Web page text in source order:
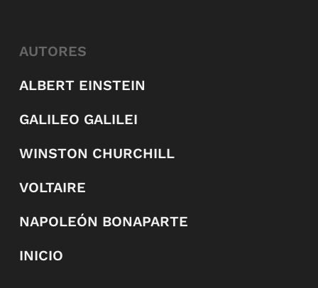
AUTORES
ALBERT EINSTEIN
GALILEO GALILEI
WINSTON CHURCHILL
VOLTAIRE
NAPOLEÓN BONAPARTE
INICIO